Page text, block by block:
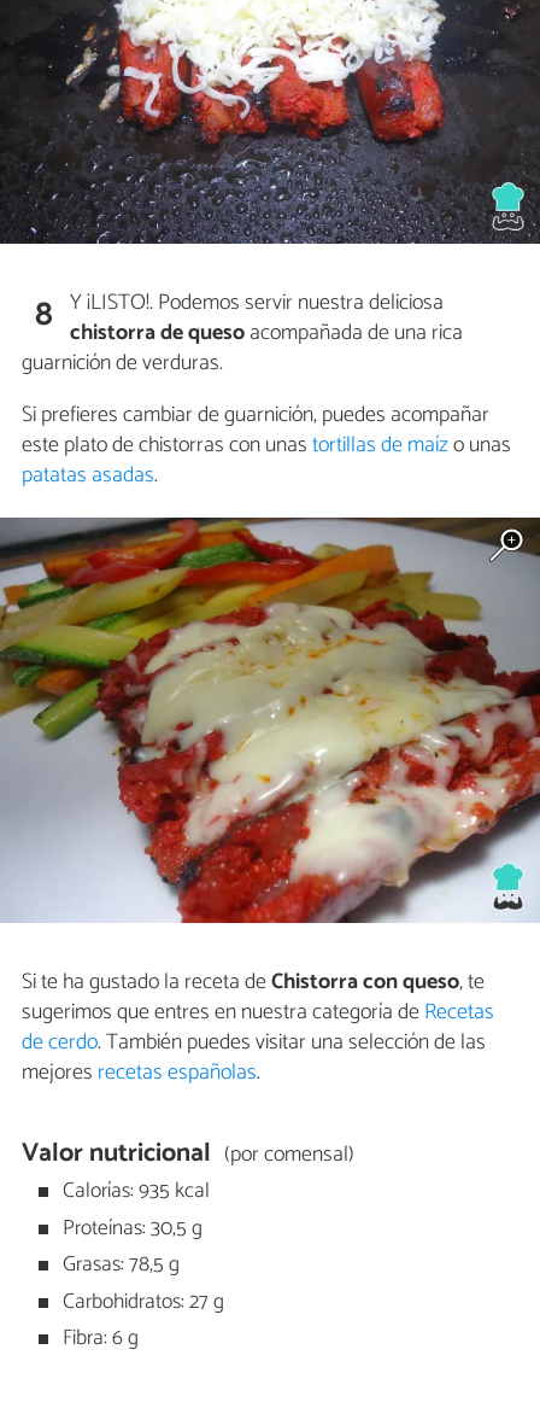
8 Y ¡LISTO!. Podemos servir nuestra deliciosa
chistorra de quesoacompañada de una rica
guarnición de verduras.
Si prefieres cambiar de guarnición, puedes acompañar
este plato de chistorras con unastortillas de maízo unas
patatas asadas.
Si te ha gustado la receta deChistorra con queso, te
sugerimos que entres en nuestra categoría deRecetas
de cerdo. También puedes visitar una selección de las
mejores recetas españolas.
Valor nutricional (por comensal)
Calorías: 935 kcal
Proteínas: 30,5 g
Grasas: 78,5 g
Carbohidratos: 27 g
Fibra: 6 g